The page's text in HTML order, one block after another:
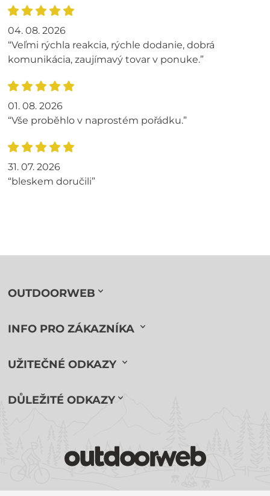
04. 08. 2026
“Veľmi rýchla reakcia, rýchle dodanie, dobrá
komunikácia, zaujímavý tovar v ponuke.”
01. 08. 2026
“Vše proběhlo v naprostém pořádku.”
31. 07. 2026
“bleskem doručili”
OUTDOORWEB
INFO PRO ZÁKAZNÍKA
UŽITEČNÉ ODKAZY
DŮLEŽITÉ ODKAZY